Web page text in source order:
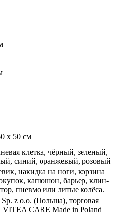
х 50 см
клетка, чёрный, зеленый,
синий, оранжевый, розовый
накидка на ноги, корзина
капюшон, барьер, клин-
пневмо или литые колёса.
z o.o. (Польша), торговая
VITEA CARE Made in Poland